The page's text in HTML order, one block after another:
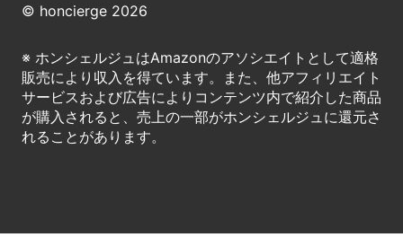
© honcierge 2026
※ ホンシェルジュはAmazonのアソシエイトとして適格
販売により収入を得ています。また、他アフィリエイト
サービスおよび広告によりコンテンツ内で紹介した商品
が購入されると、売上の一部がホンシェルジュに還元さ
れることがあります。